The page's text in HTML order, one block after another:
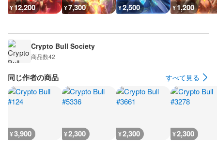
¥12,200 ¥7,300 ¥2,500 ¥1,200
Crypto Bull Society
商品数42
同じ作者の商品 すべて見る
¥3,900 ¥2,300 ¥2,300 ¥2,300